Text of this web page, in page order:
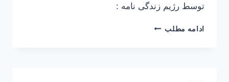
توسط رژیم زندگی نامه :
ادامه مطلب صالح